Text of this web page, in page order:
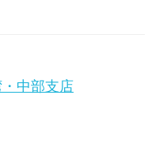
中部支店